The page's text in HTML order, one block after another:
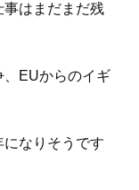
はまだまだ残
、EUからのイギ
なりそうです